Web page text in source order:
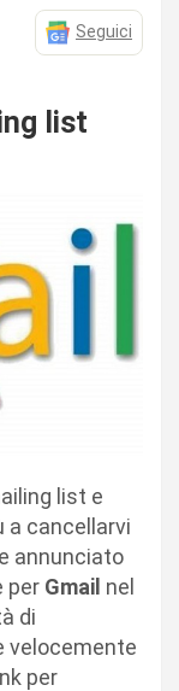
Seguici
list
list e
a cancellarvi
annunciato
per Gmail nel
di
velocemente
per